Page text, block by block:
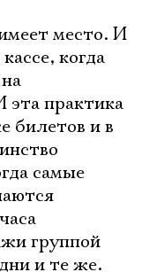
место. И
когда
практика
билетов и в
самые
группой
и те же.